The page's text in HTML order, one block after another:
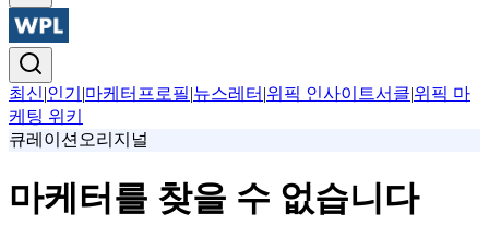
최신|인기 |마케터프로필|뉴스레터 |위픽 인사이트서클|위픽 마
케팅 위키
큐레이션 오리지널
마케터를 찾을 수 없습니다